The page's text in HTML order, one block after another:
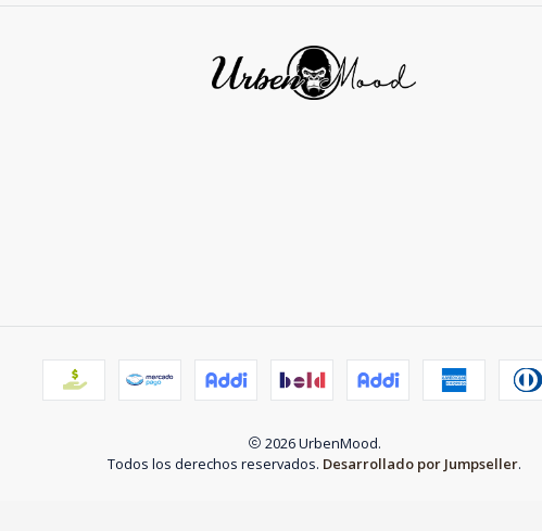
2026 UrbenMood.
Todos los derechos reservados. Desarrollado por Jumpseller.